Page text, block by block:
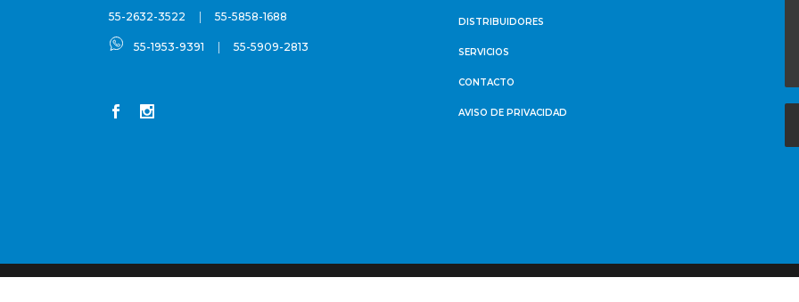
55-2632-3522 | 55-5858-1688
55-1953-9391 | 55-5909-2813
DISTRIBUIDORES
SERVICIOS
CONTACTO
AVISO DE PRIVACIDAD